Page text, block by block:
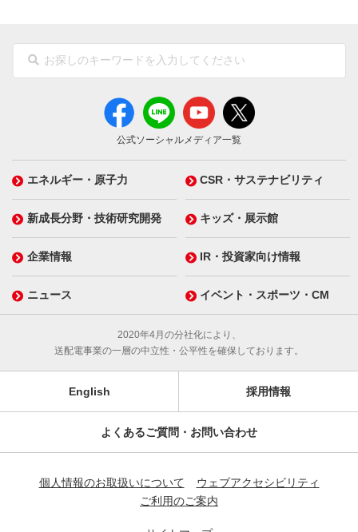
公式ソーシャルメディア一覧
エネルギー・原子力 CSR・サステナビリティ
新成長分野・技術研究開発 キッズ・展示館
企業情報 IR・投資家向け情報
ニュース イベント・スポーツ・CM
2020年4月の分社化により、
送配電事業の一層の中立性・公平性を確保しております。
English 採用情報
よくあるご質問・お問い合わせ
個人情報のお取扱いについて
ウェブアクセシビリティ
ご利用のご案内